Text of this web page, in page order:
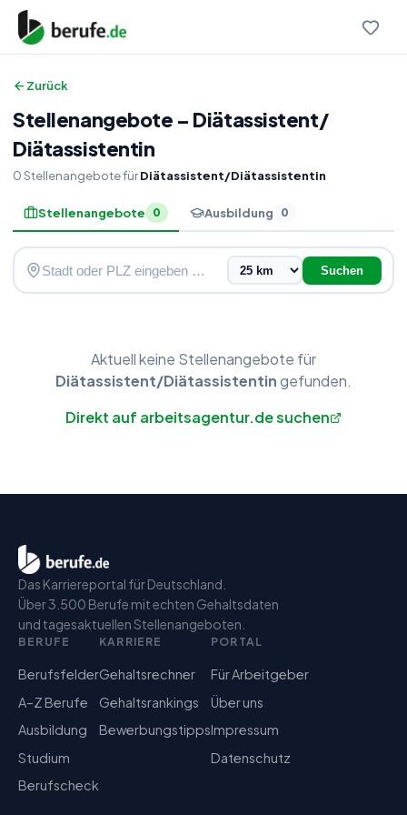
Zurück
Stellenangebote – Diätassistent/
Diätassistentin
0StellenangebotefürDiätassistent/Diätassistentin
Stellenangebote 0 Ausbildung 0
Suchen
Aktuell keine Stellenangebote für
Diätassistent/Diätassistentingefunden.
Direkt auf arbeitsagentur.de suchen
Das Karriereportal für Deutschland.
Über 3.500 Berufe mit echten Gehaltsdaten
und tagesaktuellen Stellenangeboten.
BERUFE
Berufsfelder
A–Z Berufe
Ausbildung
Studium
Berufscheck
KARRIERE
Gehaltsrechner
Gehaltsrankings
Bewerbungstipps
PORTAL
Für Arbeitgeber
Über uns
Impressum
Datenschutz